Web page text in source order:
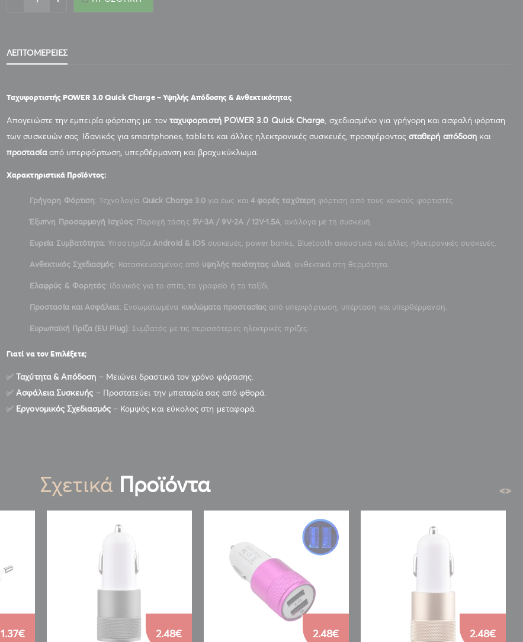
ΛΕΠΤΟΜΈΡΕΙΕΣ
Ταχυφορτιστής POWER 3.0 Quick Charge – Υψηλής Απόδοσης & Ανθεκτικότητας
Απογειώστε την εμπειρία φόρτισης με τον ταχυφορτιστή POWER 3.0 Quick Charge , σχεδιασμένο για γρήγορη και ασφαλή φόρτιση
των συσκευών σας. Ιδανικός για smartphones, tablets και άλλες ηλεκτρονικές συσκευές, προσφέροντας σταθερή απόδοση και
προστασίααπό υπερφόρτωση, υπερθέρμανση και βραχυκύκλωμα.
Χαρακτηριστικά Προϊόντος:
Γρήγορη Φόρτιση: Τεχνολογία Quick Charge 3.0 για έως και 4 φορές ταχύτερη φόρτιση από τους κοινούς φορτιστές.
Έξυπνη Προσαρμογή Ισχύος: Παροχή τάσης 5V-3A / 9V-2A / 12V-1.5A, ανάλογα με τη συσκευή.
Ευρεία Συμβατότητα: ΥποστηρίζειAndroid & iOS συσκευές, power banks, Bluetooth ακουστικά και άλλες ηλεκτρονικές συσκευές.
Ανθεκτικός Σχεδιασμός: Κατασκευασμένος από υψηλής ποιότητας υλικά, ανθεκτικά στη θερμότητα.
Ελαφρύς & Φορητός: Ιδανικός για το σπίτι, το γραφείο ή το ταξίδι.
Προστασία και Ασφάλεια: Ενσωματωμένα κυκλώματα προστασίας από υπερφόρτωση, υπέρταση και υπερθέρμανση.
Ευρωπαϊκή Πρίζα (EU Plug): Συμβατός με τις περισσότερες ηλεκτρικές πρίζες.
Γιατί να τον Επιλέξετε;
✅Ταχύτητα & Απόδοση – Μειώνει δραστικά τον χρόνο φόρτισης.
✅ Ασφάλεια Συσκευής – Προστατεύει την μπαταρία σας από φθορά.
✅ Εργονομικός Σχεδιασμός– Κομψός και εύκολος στη μεταφορά.
Σχετικά Προϊόντα
1.37€ 2.48€ 2.48€ 2.48€
<>